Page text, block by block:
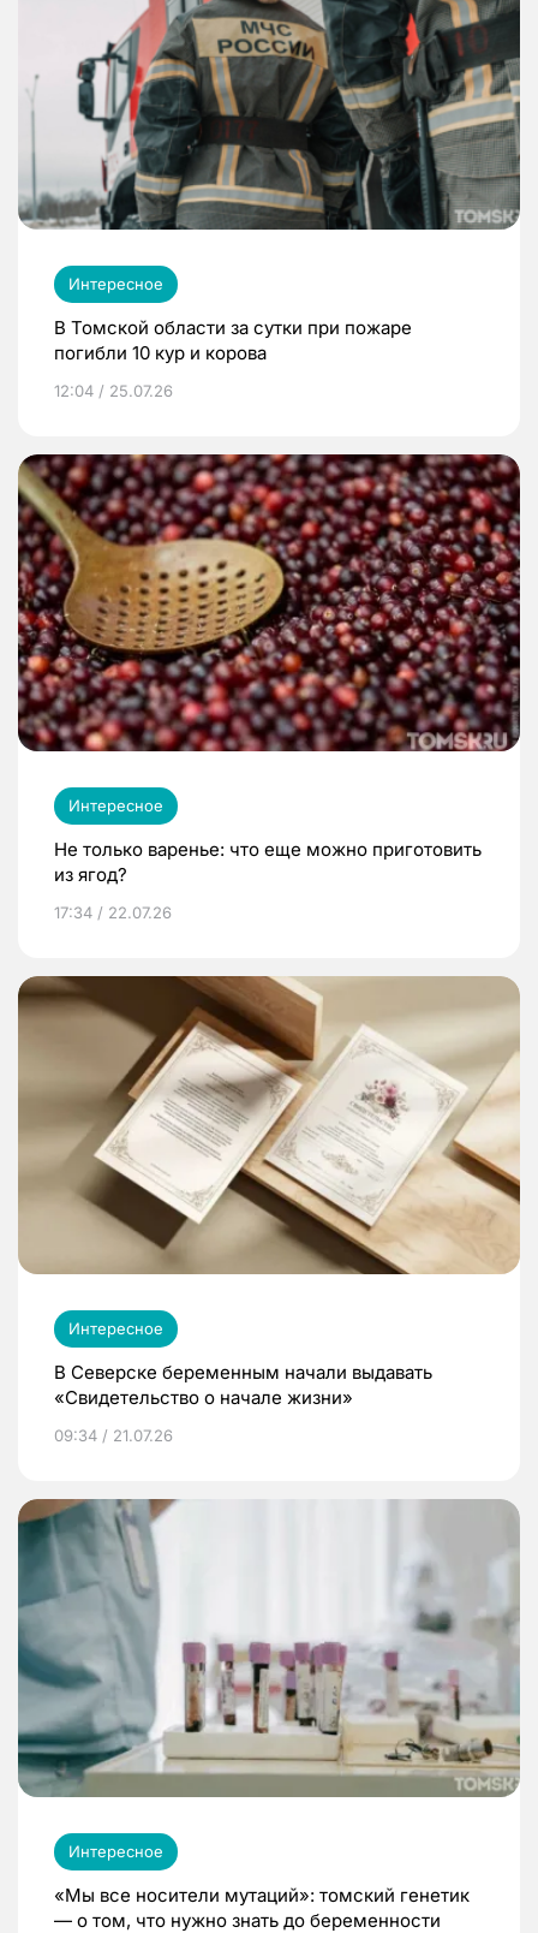
Интересное
В Томской области за сутки при пожаре
погибли 10 кур и корова
12:04 / 25.07.26
Интересное
Не только варенье: что еще можно приготовить
из ягод?
17:34 / 22.07.26
Интересное
В Северске беременным начали выдавать
«Свидетельство о начале жизни»
09:34 / 21.07.26
Интересное
«Мы все носители мутаций»: томский генетик
— о том, что нужно знать до беременности